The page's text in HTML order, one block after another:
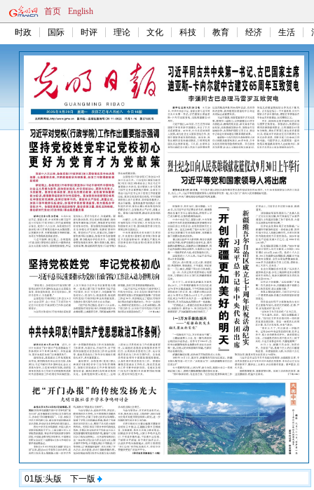
首页 English
时政 国际 时评 理论 文化 科技 教育 经济 生活
01版:头版 下一版